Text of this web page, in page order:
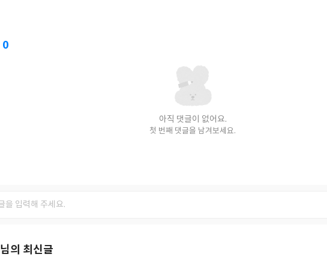
0
아직 댓글이 없어요.
첫 번째 댓글을 남겨보세요.
님의 최신글